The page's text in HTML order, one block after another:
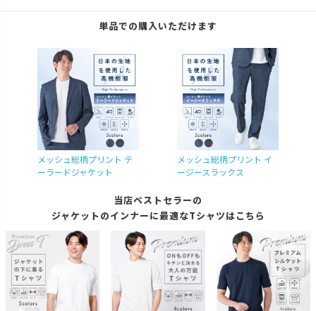
単品での購入いただけます
メッシュ総柄プリント テ
ーラードジャケット
メッシュ総柄プリント イ
ージースラックス
当店ベストセラーの
ジャケットのインナーに最適なTシャツはこちら